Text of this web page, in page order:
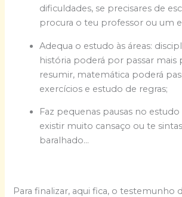
dificuldades, se precisares de
procura o teu professor ou um
Adequa o estudo às áreas:
história poderá por passar mais
resumir, matemática poderá
exercícios e estudo de regras;
Faz pequenas pausas no
existir muito cansaço ou te
baralhado…
Para finalizar, aqui fica, o testemunho